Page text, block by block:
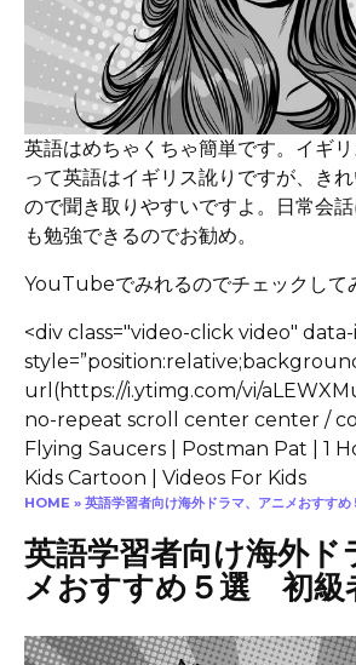
HOME » 英語学習者向け海外ドラマ、アニメおすす
英語学習者向け海外ド
メおすすめ５選 初級
英語はめちゃくちゃ簡単です。イギ
って英語はイギリス訛りですが、き
ので聞き取りやすいですよ。日常会
も勉強できるのでお勧め。
YouTubeでみれるのでチェックして
<div class="video-click video"
url(https://i.ytimg.com/vi/
no-repeat scroll center center /
Flying Saucers | Postman Pat | 1
Kids Cartoon | Videos For Kids